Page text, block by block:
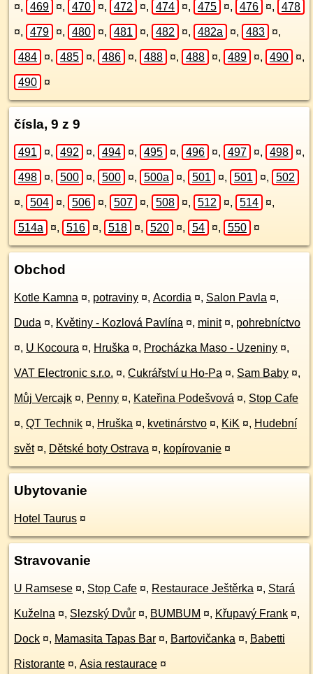
¤, 469 ¤, 470 ¤, 472 ¤, 474 ¤, 475 ¤, 476 ¤, 478
¤, 479 ¤, 480 ¤, 481 ¤, 482 ¤, 482a ¤, 483 ¤,
484 ¤, 485 ¤, 486 ¤, 488 ¤, 488 ¤, 489 ¤, 490 ¤,
490 ¤
čísla, 9 z 9
491 ¤, 492 ¤, 494 ¤, 495 ¤, 496 ¤, 497 ¤, 498 ¤,
498 ¤, 500 ¤, 500 ¤, 500a ¤, 501 ¤, 501 ¤, 502
¤, 504 ¤, 506 ¤, 507 ¤, 508 ¤, 512 ¤, 514 ¤,
514a ¤, 516 ¤, 518 ¤, 520 ¤, 54 ¤, 550 ¤
Obchod
Kotle Kamna ¤, potraviny ¤, Acordia ¤, Salon Pavla ¤,
Duda ¤, Květiny - Kozlová Pavlína ¤, minit ¤, pohrebníctvo
¤, U Kocoura ¤, Hruška ¤, Procházka Maso - Uzeniny ¤,
VAT Electronic s.r.o. ¤, Cukrářství u Ho-Pa ¤, Sam Baby ¤,
Můj Vercajk ¤, Penny ¤, Kateřina Podešvová ¤, Stop Cafe
¤, QT Technik ¤, Hruška ¤, kvetinárstvo ¤, KiK ¤, Hudební
svět ¤, Dětské boty Ostrava ¤, kopírovanie ¤
Ubytovanie
Hotel Taurus ¤
Stravovanie
U Ramsese ¤, Stop Cafe ¤, Restaurace Ještěrka ¤, Stará
Kuželna ¤, Slezský Dvůr ¤, BUMBUM ¤, Křupavý Frank ¤,
Dock ¤, Mamasita Tapas Bar ¤, Bartovičanka ¤, Babetti
Ristorante ¤, Asia restaurace ¤